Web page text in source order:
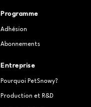
Programme
Adhésion
Abonnements
Entreprise
Pourquoi PetSnowy?
Production et R&D